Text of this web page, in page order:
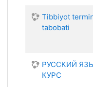
Tibbiyot
tabobati
РУССКИЙ
КУРС